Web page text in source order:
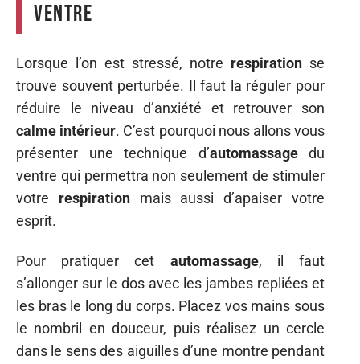
ventre
Lorsque l’on est stressé, notre respiration se
trouve souvent perturbée. Il faut la réguler pour
réduire le niveau d’anxiété et retrouver son
calme intérieur. C’est pourquoi nous allons vous
présenter une technique d’automassagedu
ventre qui permettra non seulement de stimuler
votre respirationmais aussi d’apaiser votre
esprit.
Pour pratiquer cet automassage, il faut
s’allonger sur le dos avec les jambes repliées et
les bras le long du corps. Placez vos mains sous
le nombril en douceur, puis réalisez un cercle
dans le sens des aiguilles d’une montre pendant